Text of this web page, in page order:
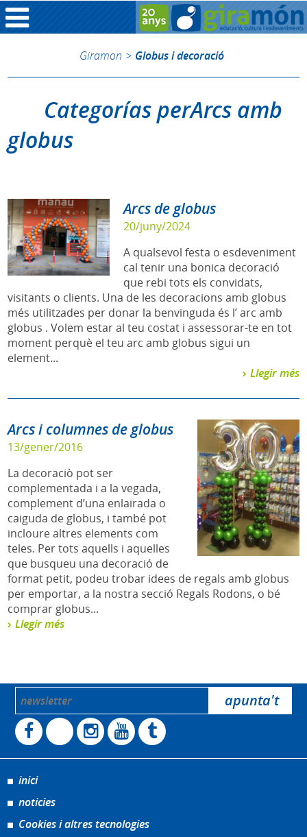
Giramon > Globus i decoració
Categorías perArcs amb
globus
Arcs de globus
20/juny/2024
A qualsevol festa o esdeveniment
cal tenir una bonica decoració
que rebi tots els convidats,
visitants o clients. Una de les decoracions amb globus
més utilitzades per donar la benvinguda és l’ arc amb
globus . Volem estar al teu costat i assessorar-te en tot
moment perquè el teu arc amb globus sigui un
element...
Llegir més
Arcs i columnes de globus
13/gener/2016
La decoraciò pot ser
complementada i a la vegada,
complement d’una enlairada o
caiguda de globus, i també pot
incloure altres elements com
teles. Per tots aquells i aquelles
que busqueu una decoració de
format petit, podeu trobar idees de regals amb globus
per emportar, a la nostra secció Regals Rodons, o bé
comprar globus...
Llegir més
inici
noticies
Cookies i altres tecnologies